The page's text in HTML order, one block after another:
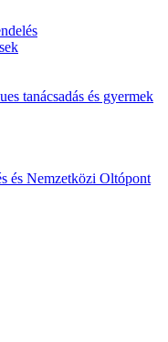
tanácsadás és gyermek
és Nemzetközi Oltópont